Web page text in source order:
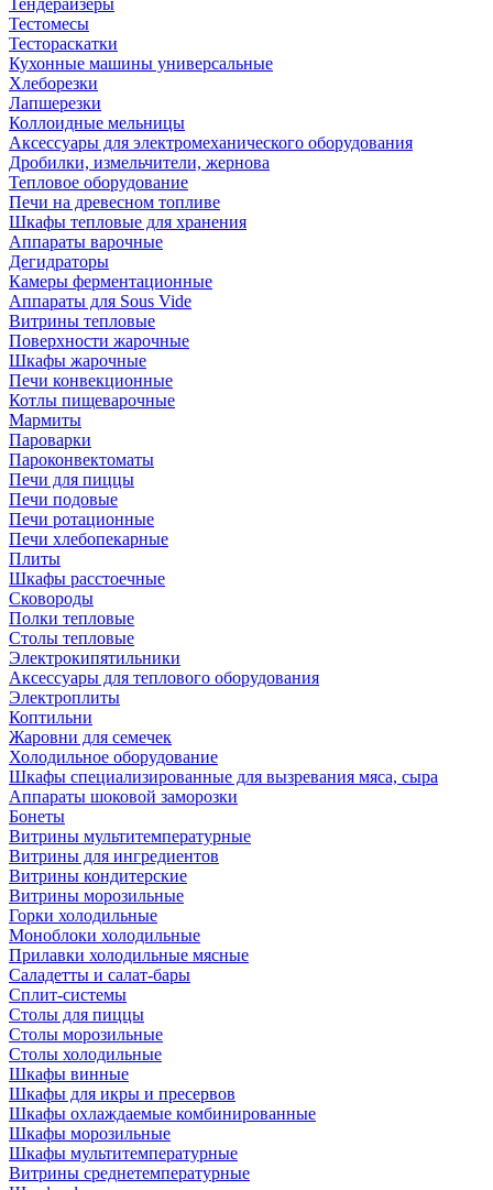
Тендерайзеры
Тестомесы
Тестораскатки
Кухонные машины универсальные
Хлеборезки
Лапшерезки
Коллоидные мельницы
Аксессуары для электромеханического оборудования
Дробилки, измельчители, жернова
Тепловое оборудование
Печи на древесном топливе
Шкафы тепловые для хранения
Аппараты варочные
Дегидраторы
Камеры ферментационные
Аппараты для Sous Vide
Витрины тепловые
Поверхности жарочные
Шкафы жарочные
Печи конвекционные
Котлы пищеварочные
Мармиты
Пароварки
Пароконвектоматы
Печи для пиццы
Печи подовые
Печи ротационные
Печи хлебопекарные
Плиты
Шкафы расстоечные
Сковороды
Полки тепловые
Столы тепловые
Электрокипятильники
Аксессуары для теплового оборудования
Электроплиты
Коптильни
Жаровни для семечек
Холодильное оборудование
Шкафы специализированные для вызревания мяса, сыра
Аппараты шоковой заморозки
Бонеты
Витрины мультитемпературные
Витрины для ингредиентов
Витрины кондитерские
Витрины морозильные
Горки холодильные
Моноблоки холодильные
Прилавки холодильные мясные
Саладетты и салат-бары
Сплит-системы
Столы для пиццы
Столы морозильные
Столы холодильные
Шкафы винные
Шкафы для икры и пресервов
Шкафы охлаждаемые комбинированные
Шкафы морозильные
Шкафы мультитемпературные
Витрины среднетемпературные